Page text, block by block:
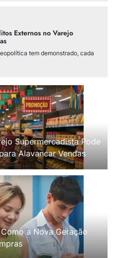
Externos no Varejo
tem demonstrado, cada
Supermercadista Pode
Alavancar Vendas
a Nova Geração